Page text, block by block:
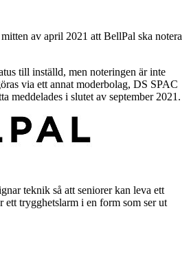
av april 2021 att BellPal ska notera
till inställd, men noteringen är inte
via ett annat moderbolag, DS SPAC
meddelades i slutet av september 2021.
teknik så att seniorer kan leva ett
trygghetslarm i en form som ser ut